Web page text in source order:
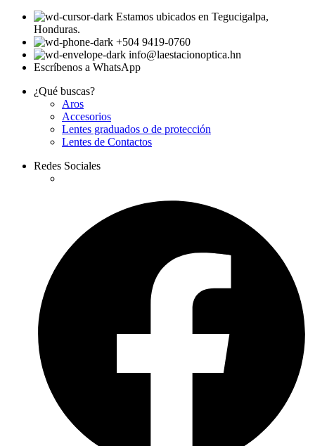
Estamos ubicados en Tegucigalpa,
Honduras.
+504 9419-0760
info@laestacionoptica.hn
Escríbenos a WhatsApp
¿Qué buscas?
Aros
Accesorios
Lentes graduados o de protección
Lentes de Contactos
Redes Sociales